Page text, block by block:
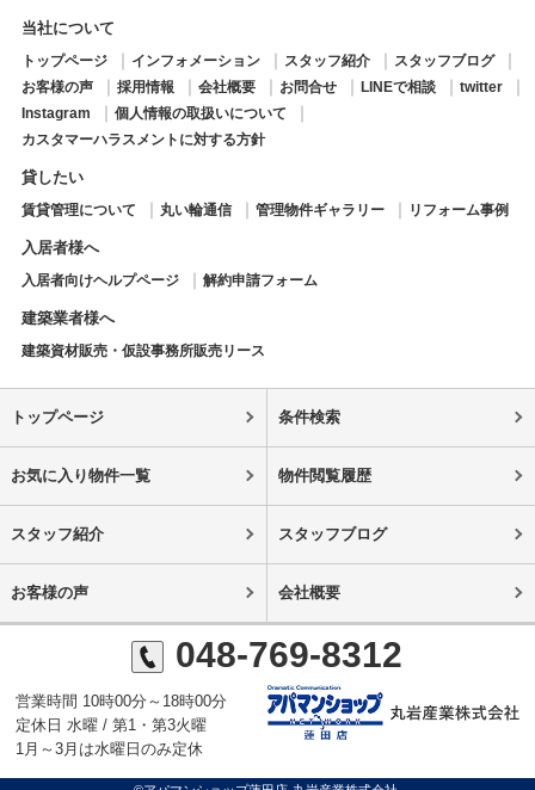
当社について
トップページ インフォメーション スタッフ紹介
スタッフブログ
お客様の声
採用情報 会社概要 お問合せ LINEで相談
twitter
Instagram
個人情報の取扱いについて
カスタマーハラスメントに対する方針
貸したい
賃貸管理について 丸い輪通信 管理物件ギャラリー リフォーム事例
入居者様へ
入居者向けヘルプページ 解約申請フォーム
建築業者様へ
建築資材販売・仮設事務所販売リース
トップページ 条件検索
お気に入り物件一覧 物件閲覧履歴
スタッフ紹介 スタッフブログ
お客様の声 会社概要
048-769-8312
営業時間 10時00分～18時00分
定休日 水曜 / 第1・第3火曜
1月～3月は水曜日のみ定休